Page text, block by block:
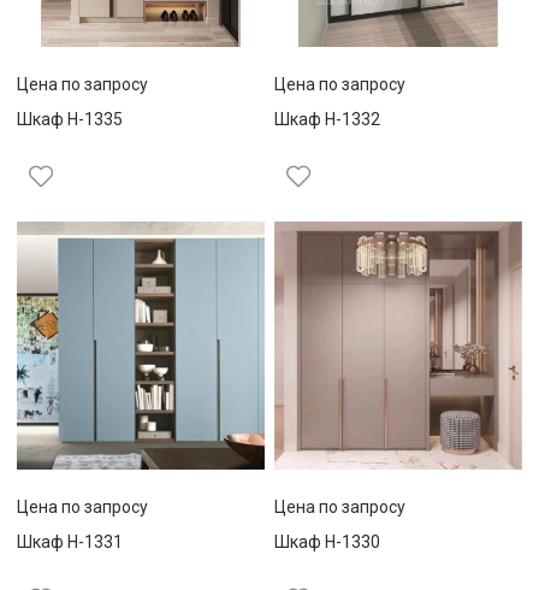
Цена по запросу
Шкаф Н-1335
Цена по запросу
Шкаф Н-1332
Цена по запросу
Шкаф Н-1331
Цена по запросу
Шкаф Н-1330